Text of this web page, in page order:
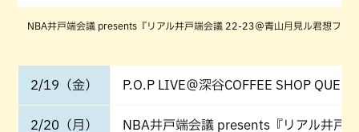
NBA井戸端会議 presents『リアル井戸端会議 22-23＠青山月見ル君想フ
2/19（金） P.O.P LIVE＠深谷COFFEE SHOP QUE
2/20（月） NBA井戸端会議 presents『リアル井戸